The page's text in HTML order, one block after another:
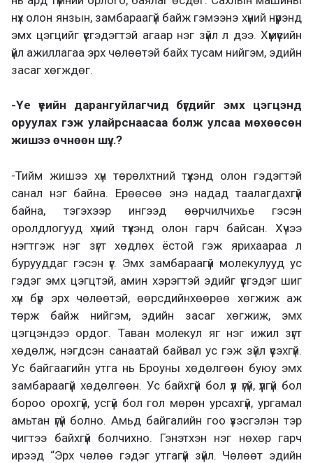
нүх олон янзын, замбараагүй байж гэмээнэ хүний нүүрэнд
эмх цэгцийг үүсгэдэгтэй агаар нэг зүйл л дээ. Хүмүүсийн
үйл ажиллагаа эрх чөлөөтэй байх тусам нийгэм, эдийн
засаг хөгждөг.
-Үе үеийн дарангуйлагчид бүгдийг эмх цэгцэнд
оруулах гэж улайрснаасаа болж улсаа мөхөөсөн
жишээ өчнөөн шүү…?
-Тийм жишээ хүн төрөлхтний түүхэнд олон гэдэгтэй
санал нэг байна. Ерөөсөө энэ надад таалагдахгүй
байна, тэгэхээр ингээд өөрчилчихье гэсэн
оролдлогууд хүний түүхэнд олон гарч байсан. Хүчээ
нэгтгэж нэг зүгт хөдлөх ёстой гэж ярихаараа л
бурууддаг гэсэн үг. Эмх замбараагүй молекулууд ус
гэдэг эмх цэгцтэй, амин хэрэгтэй эдийг үүсгэдэг шиг
хүн бүр эрх чөлөөтэй, өөрсдийнхөөрөө хөгжиж аж
төрж байж нийгэм, эдийн засаг хөгжиж, эмх
цэгцэндээ ордог. Таван молекул яг нэг ижил зүгт
хөдөлж, нэгдсэн санаатай байвал ус гэж зүйл үүсэхгүй.
Ус байгаагийн утга нь Броуны хөдөлгөөн буюу эмх
замбараагүй хөдөлгөөн. Ус байхгүй бол үүл үгүй, үүлгүй бол
бороо орохгүй, усгүй бол гол мөрөн урсахгүй, ургамал
амьтан үгүй болно. Амьд байгалийн гоо үзэсгэлэн тэр
чигтээ байхгүй болчихно. Гэнэтхэн нэг нөхөр гарч
ирээд “Эрх чөлөө гэдэг утгагүй зүйл. Чөлөөт эдийн